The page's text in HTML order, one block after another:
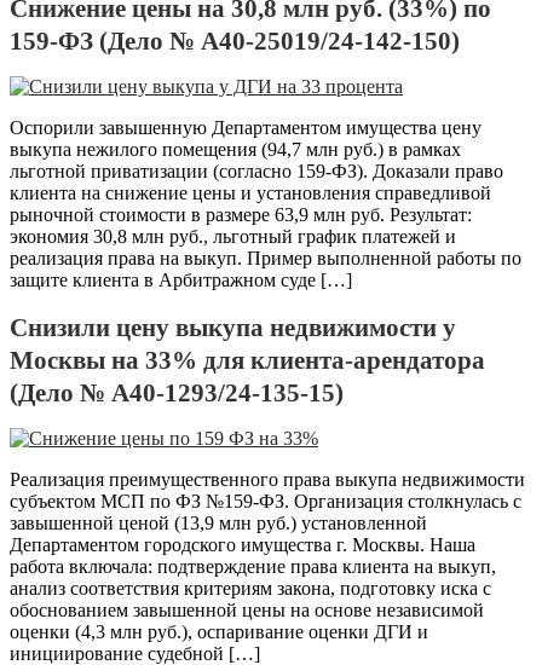
Снижение цены на 30,8 млн руб. (33%) по
159-ФЗ (Дело № А40-25019/24-142-150)
Оспорили завышенную Департаментом имущества цену
выкупа нежилого помещения (94,7 млн руб.) в рамках
льготной приватизации (согласно 159-ФЗ). Доказали право
клиента на снижение цены и установления справедливой
рыночной стоимости в размере 63,9 млн руб. Результат:
экономия 30,8 млн руб., льготный график платежей и
реализация права на выкуп. Пример выполненной работы по
защите клиента в Арбитражном суде […]
Снизили цену выкупа недвижимости у
Москвы на 33% для клиента-арендатора
(Дело № А40-1293/24-135-15)
Реализация преимущественного права выкупа недвижимости
субъектом МСП по ФЗ №159-ФЗ. Организация столкнулась с
завышенной ценой (13,9 млн руб.) установленной
Департаментом городского имущества г. Москвы. Наша
работа включала: подтверждение права клиента на выкуп,
анализ соответствия критериям закона, подготовку иска с
обоснованием завышенной цены на основе независимой
оценки (4,3 млн руб.), оспаривание оценки ДГИ и
инициирование судебной […]